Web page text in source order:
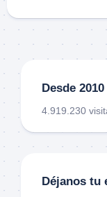
Desde 2010
4.919.230
Déjanos tu